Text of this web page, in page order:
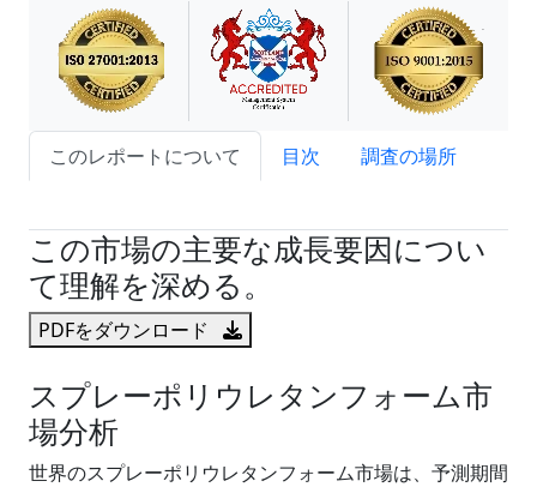
このレポートについて 目次
調査の場所
この市場の主要な成長要因につい
て理解を深める。
PDFをダウンロード
スプレーポリウレタンフォーム市
場分析
世界のスプレーポリウレタンフォーム市場は、予測期間